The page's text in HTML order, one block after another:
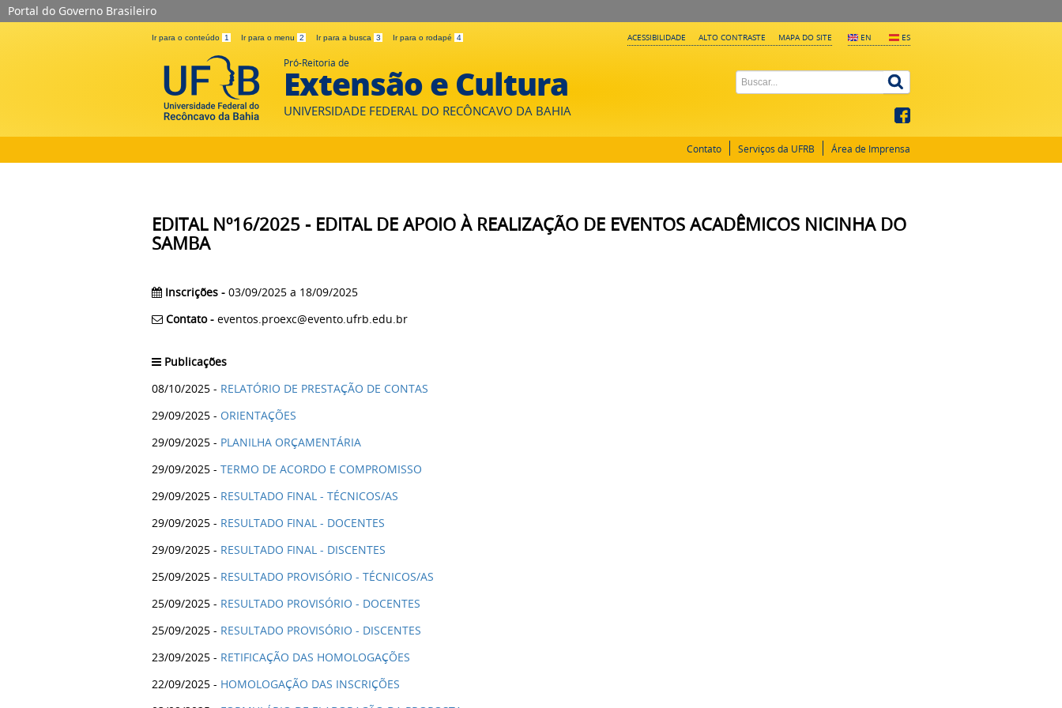
Portal do Governo Brasileiro
Ir para o conteúdo 1 Ir para o menu 2 Ir para a busca 3 Ir para o rodapé 4 EN ES
ACESSIBILIDADE ALTO CONTRASTE MAPA DO SITE
Pró-Reitoria de
Extensão e Cultura
UNIVERSIDADE FEDERAL DO RECÔNCAVO DA BAHIA
Contato Serviços da UFRB Área de Imprensa
EDITAL Nº16/2025 - EDITAL DE APOIO À REALIZAÇÃO DE EVENTOS ACADÊMICOS NICINHA DO
SAMBA
Inscrições - 03/09/2025 a 18/09/2025
Contato - eventos.proexc@evento.ufrb.edu.br
Publicações
08/10/2025 - RELATÓRIO DE PRESTAÇÃO DE CONTAS
29/09/2025 - ORIENTAÇÕES
29/09/2025 - PLANILHA ORÇAMENTÁRIA
29/09/2025 - TERMO DE ACORDO E COMPROMISSO
29/09/2025 - RESULTADO FINAL - TÉCNICOS/AS
29/09/2025 - RESULTADO FINAL - DOCENTES
29/09/2025 - RESULTADO FINAL - DISCENTES
25/09/2025 - RESULTADO PROVISÓRIO - TÉCNICOS/AS
25/09/2025 - RESULTADO PROVISÓRIO - DOCENTES
25/09/2025 - RESULTADO PROVISÓRIO - DISCENTES
23/09/2025 - RETIFICAÇÃO DAS HOMOLOGAÇÕES
22/09/2025 - HOMOLOGAÇÃO DAS INSCRIÇÕES